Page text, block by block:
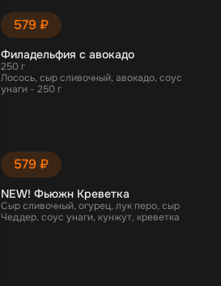
579 ₽
Филадельфия с авокадо
250 г
Лосось, сыр сливочный, авокадо, соус
унаги - 250 г
579 ₽
NEW! Фьюжн Креветка
Сыр сливочный, огурец, лук перо, сыр
Чеддер, соус унаги, кунжут, креветка